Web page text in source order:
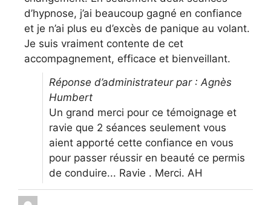
d’hypnose, j’ai beaucoup gagné en confiance
et je n’ai plus eu d’excès de panique au volant.
Je suis vraiment contente de cet
accompagnement, efficace et bienveillant.
Réponse d’administrateur par : Agnès
Humbert
Un grand merci pour ce témoignage et
ravie que 2 séances seulement vous
aient apporté cette confiance en vous
pour passer réussir en beauté ce permis
de conduire... Ravie . Merci. AH